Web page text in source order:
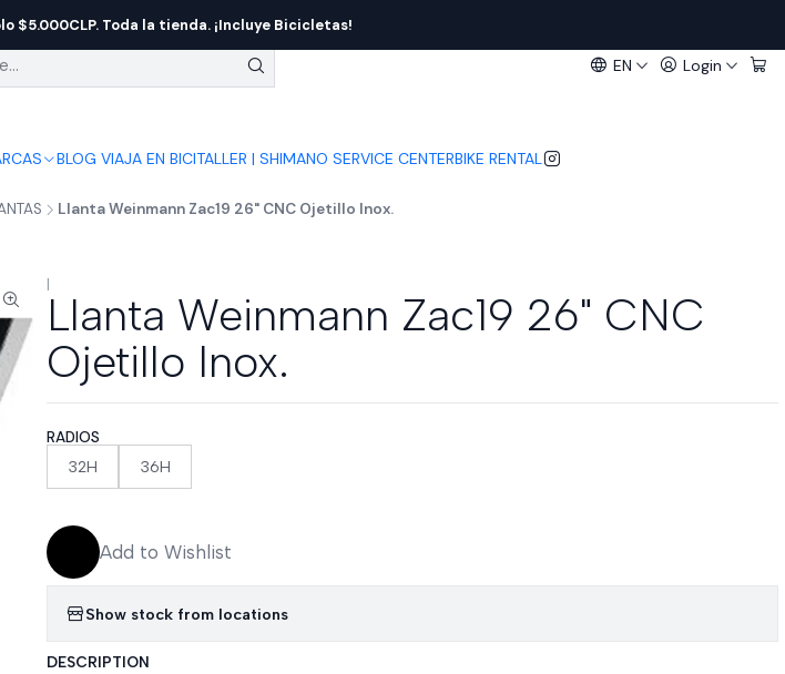
EN Login
BLOG VIAJA EN BICITALLER | SHIMANO SERVICE CENTERBIKE RENTAL
$5.000CLP. Toda la tienda. ¡Incluye Bicicletas!
Llanta Weinmann Zac19 26" CNC Ojetillo Inox.
|
Llanta Weinmann Zac19 26" CNC
Ojetillo Inox.
RADIOS
32H 36H
Add to Wishlist
Show stock from locations
DESCRIPTION